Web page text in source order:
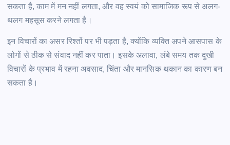
सकता है, काम में मन नहीं लगता, और वह स्वयं को सामाजिक रूप से अलग-
थलग महसूस करने लगता है।
इन विचारों का असर रिश्तों पर भी पड़ता है, क्योंकि व्यक्ति अपने आसपास के
लोगों से ठीक से संवाद नहीं कर पाता। इसके अलावा, लंबे समय तक दुखी
विचारों के प्रभाव में रहना अवसाद, चिंता और मानसिक थकान का कारण बन
सकता है।